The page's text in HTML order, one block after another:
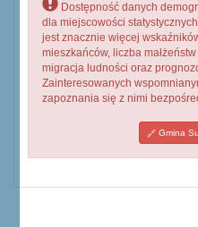
Dostępność danych
dla miejscowości
jest znacznie więcej
mieszkańców, liczba
migracja ludności oraz
Zainteresowanych
zapoznania się z nimi
Gmina